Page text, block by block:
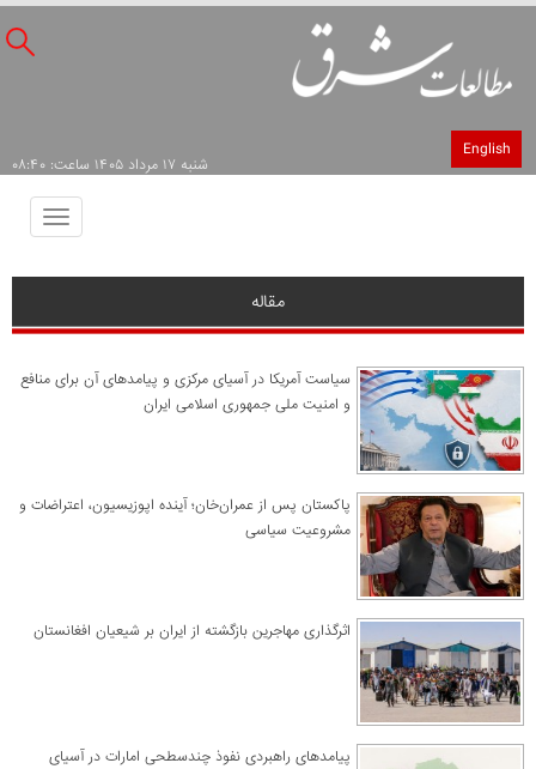
English
شنبه ۱۷ مرداد ۱۴۰۵ ساعت: ۰۸:۴۰
Toggle
مقاله
سیاست آمریکا در آسیای مرکزی و پیامدهای آن برای منافع
و امنیت ملی جمهوری اسلامی ایران
پاکستان پس از عمران‌خان؛ آینده اپوزیسیون، اعتراضات و
مشروعیت سیاسی
اثرگذاری مهاجرین بازگشته از ایران بر شیعیان افغانستان
پیامدهای راهبردی نفوذ چندسطحی امارات در آسیای